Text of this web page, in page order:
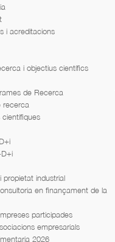
i acreditacions
i objectius científics
de Recerca
recerca
científiques
propietat industrial
en finançament de la
participades
empresarials
2026